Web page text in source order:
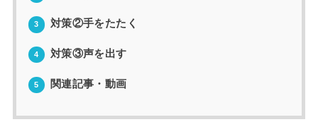
3 対策②手をたたく
4 対策③声を出す
5 関連記事・動画